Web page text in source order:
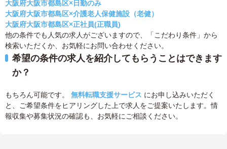
大阪府大阪市都島区×日勤のみ
大阪府大阪市都島区×介護老人保健施設（老健）
大阪府大阪市都島区×正社員(正職員)
他の条件でも人気の求人がございますので、「こだわり条件」から
検索いただくか、お気軽にお問い合わせください。
希望の条件の求人を紹介してもらうことはできます
か？
もちろん可能です。 無料転職支援サービス にお申し込みいただく
と、ご希望条件をヒアリングした上で求人をご提案いたします。情
報収集や募集状況の確認も、お気軽にご相談ください。